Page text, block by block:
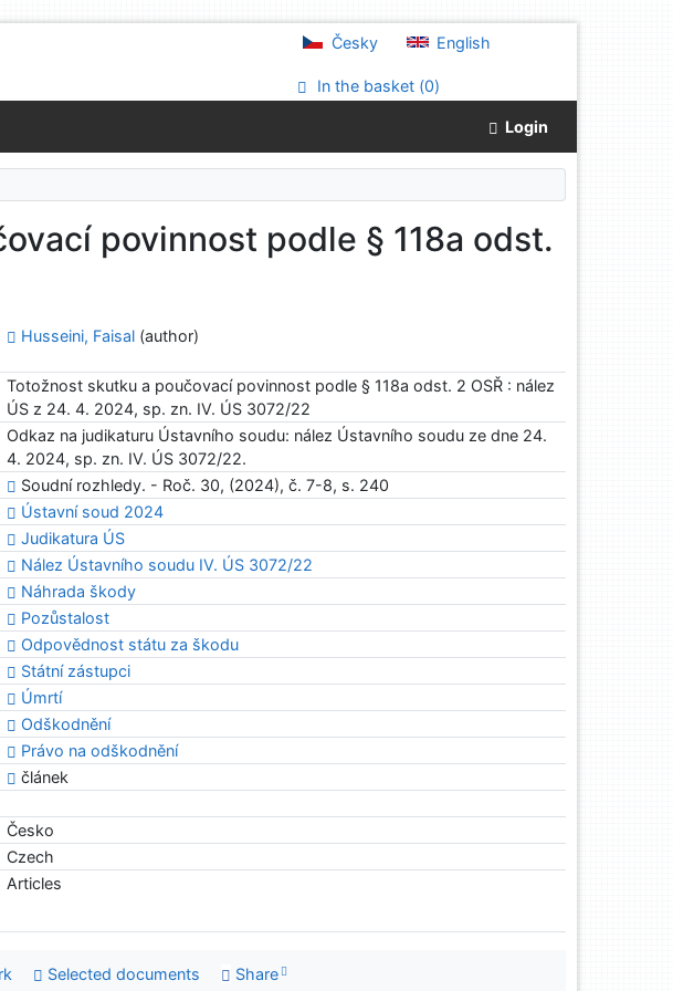
Česky English
In the basket (0)
Login
povinnost podle § 118a odst.
Husseini, Faisal (author)
Totožnost skutku a poučovací povinnost podle § 118a odst. 2 OSŘ : nález
ÚS z 24. 4. 2024, sp. zn. IV. ÚS 3072/22
Odkaz na judikaturu Ústavního soudu: nález Ústavního soudu ze dne 24.
4. 2024, sp. zn. IV. ÚS 3072/22.
Soudní rozhledy. - Roč. 30, (2024), č. 7-8, s. 240
Ústavní soud 2024
Judikatura ÚS
Nález Ústavního soudu IV. ÚS 3072/22
Náhrada škody
Pozůstalost
Odpovědnost státu za škodu
Státní zástupci
Úmrtí
Odškodnění
Právo na odškodnění
článek
Česko
Czech
Articles
Selected documents Share